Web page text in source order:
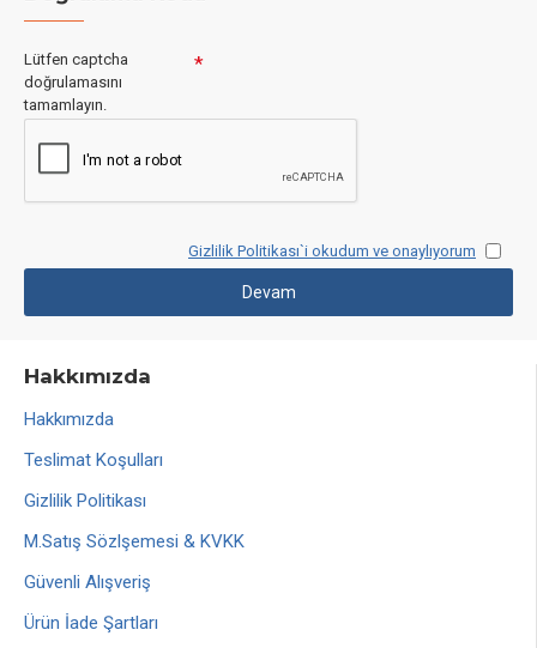
Lütfen captcha
doğrulamasını
tamamlayın.
Gizlilik Politikası`i okudum ve onaylıyorum
Hakkımızda
Hakkımızda
Teslimat Koşulları
Gizlilik Politikası
M.Satış Sözlşemesi & KVKK
Güvenli Alışveriş
Ürün İade Şartları